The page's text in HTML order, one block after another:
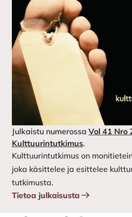
Julkaistu numerossa Vol 41 Nro
Kulttuurintutkimus.
Kulttuurintutkimus on
joka käsittelee ja esittelee
tutkimusta.
Tietoa julkaisusta